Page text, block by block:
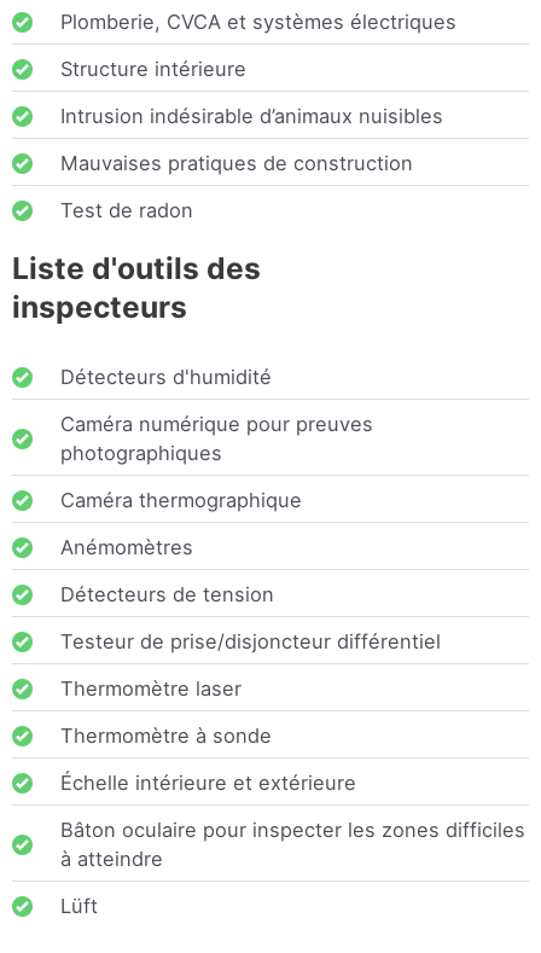
Plomberie, CVCA et systèmes électriques
Structure intérieure
Intrusion indésirable d’animaux nuisibles
Mauvaises pratiques de construction
Test de radon
Liste d'outils des
inspecteurs
Détecteurs d'humidité
Caméra numérique pour preuves
photographiques
Caméra thermographique
Anémomètres
Détecteurs de tension
Testeur de prise/disjoncteur différentiel
Thermomètre laser
Thermomètre à sonde
Échelle intérieure et extérieure
Bâton oculaire pour inspecter les zones difficiles
à atteindre
Lüft